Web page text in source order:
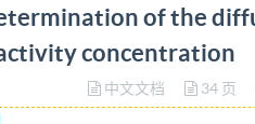
of the
concentration
中文文档 34 页